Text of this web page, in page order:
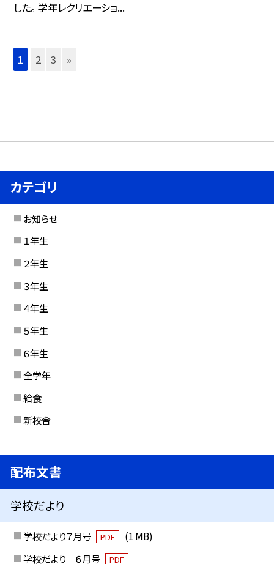
した。 学年レクリエーショ...
1 2 3 »
カテゴリ
お知らせ
１年生
２年生
３年生
４年生
５年生
６年生
全学年
給食
新校舎
配布文書
学校だより
学校だより７月号 PDF
(1 MB)
学校だより ６月号
PDF